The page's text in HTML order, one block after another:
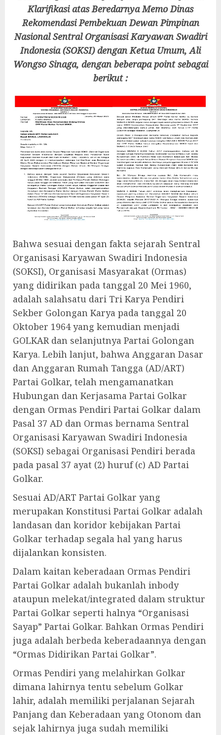
Klarifikasi atas Beredarnya Memo Dinas
Rekomendasi Pembekuan Dewan Pimpinan
Nasional Sentral Organisasi Karyawan Swadiri
Indonesia (SOKSI) dengan Ketua Umum, Ali
Wongso Sinaga, dengan beberapa point sebagai
berikut :
Bahwa sesuai dengan fakta sejarah Sentral
Organisasi Karyawan Swadiri Indonesia
(SOKSI), Organisasi Masyarakat (Ormas)
yang didirikan pada tanggal 20 Mei 1960,
adalah salahsatu dari Tri Karya Pendiri
Sekber Golongan Karya pada tanggal 20
Oktober 1964 yang kemudian menjadi
GOLKAR dan selanjutnya Partai Golongan
Karya. Lebih lanjut, bahwa Anggaran Dasar
dan Anggaran Rumah Tangga (AD/ART)
Partai Golkar, telah mengamanatkan
Hubungan dan Kerjasama Partai Golkar
dengan Ormas Pendiri Partai Golkar dalam
Pasal 37 AD dan Ormas bernama Sentral
Organisasi Karyawan Swadiri Indonesia
(SOKSI) sebagai Organisasi Pendiri berada
pada pasal 37 ayat (2) huruf (c) AD Partai
Golkar.
Sesuai AD/ART Partai Golkar yang
merupakan Konstitusi Partai Golkar adalah
landasan dan koridor kebijakan Partai
Golkar terhadap segala hal yang harus
dijalankan konsisten.
Dalam kaitan keberadaan Ormas Pendiri
Partai Golkar adalah bukanlah inbody
ataupun melekat/integrated dalam struktur
Partai Golkar seperti halnya “Organisasi
Sayap” Partai Golkar. Bahkan Ormas Pendiri
juga adalah berbeda keberadaannya dengan
“Ormas Didirikan Partai Golkar”.
Ormas Pendiri yang melahirkan Golkar
dimana lahirnya tentu sebelum Golkar
lahir, adalah memiliki perjalanan Sejarah
Panjang dan Keberadaan yang Otonom dan
sejak lahirnya juga sudah memiliki